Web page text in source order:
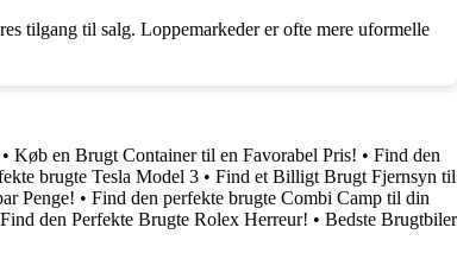
tilgang til salg. Loppemarkeder er ofte mere uformelle
• Køb en Brugt Container til en Favorabel Pris! • Find den
brugte Tesla Model 3 • Find et Billigt Brugt Fjernsyn til
Penge! • Find den perfekte brugte Combi Camp til din
Find den Perfekte Brugte Rolex Herreur! • Bedste Brugtbiler